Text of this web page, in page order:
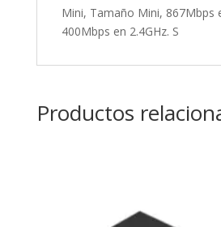
Mini, Tamaño Mini, 867Mbps
400Mbps en 2.4GHz. S
Productos